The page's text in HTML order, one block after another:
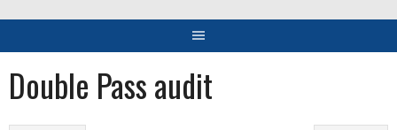
Double Pass audit